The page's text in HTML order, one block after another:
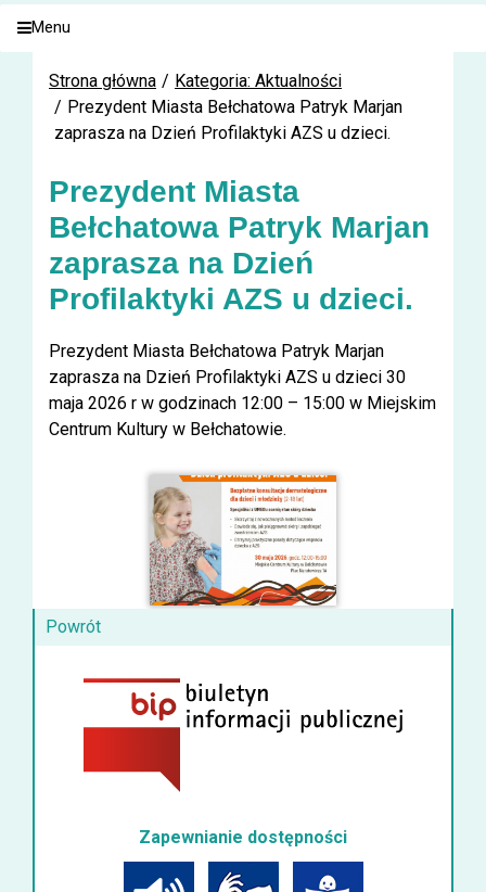
Menu
Strona główna
Kategoria: Aktualności
Prezydent Miasta Bełchatowa Patryk Marjan
zaprasza na Dzień Profilaktyki AZS u dzieci.
Prezydent Miasta
Bełchatowa Patryk Marjan
zaprasza na Dzień
Profilaktyki AZS u dzieci.
Prezydent Miasta Bełchatowa Patryk Marjan
zaprasza na Dzień Profilaktyki AZS u dzieci 30
maja 2026 r w godzinach 12:00 – 15:00 w Miejskim
Centrum Kultury w Bełchatowie.
Powrót
Zapewnianie dostępności